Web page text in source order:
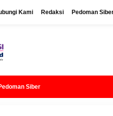
Kami Redaksi Pedoman
Siber